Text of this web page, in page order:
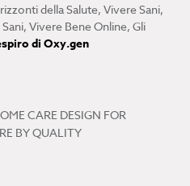
della Salute, Vivere Sani,
Vivere Bene Online, Gli
di Oxy.gen
CARE DESIGN FOR
BY QUALITY